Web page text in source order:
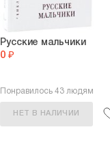
Русские мальчики
0 ₽
Понравилось 43 людям
НЕТ В НАЛИЧИИ